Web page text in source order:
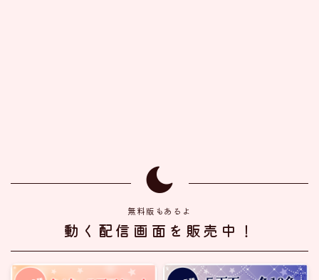
無料版もあるよ
動く配信画面を販売中！